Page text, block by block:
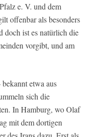
e. V. und dem
offenbar als besonders
doch ist es natürlich die
vorgibt, und am
etwa aus
sich die
In Hamburg, wo Olaf
mit dem dortigen